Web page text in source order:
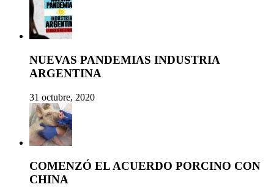
NUEVAS PANDEMIAS INDUSTRIA
ARGENTINA
31 octubre, 2020
COMENZÓ EL ACUERDO PORCINO CON
CHINA